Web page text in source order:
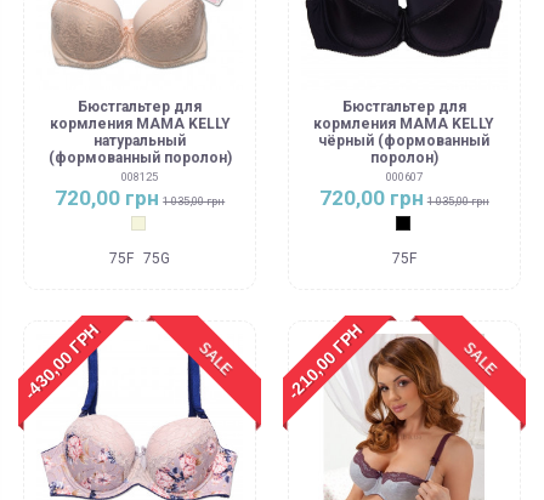
Бюстгальтер для
кормления MAMA KELLY
натуральный
(формованный поролон)
008125
720,00 грн 1 035,00 грн
Бежевый
75F 75G
Бюстгальтер для
кормления MAMA KELLY
чёрный (формованный
поролон)
000607
720,00 грн 1 035,00 грн
Черный
75F
SALE
-430,00 ГРН SALE
-210,00 ГРН